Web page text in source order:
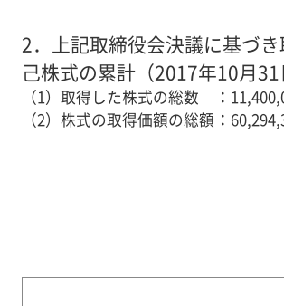
2．
上記取締役会決議に基づ
己株式の累計（2017年10月31
（1） 取得した株式の総数 ：
（2） 株式の取得価額の総額 ：